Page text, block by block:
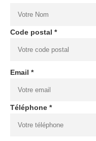
Code postal *
Email *
Téléphone *